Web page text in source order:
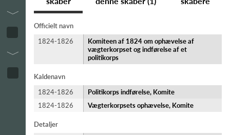
Officielt navn
1824-1826
Komiteen af 1824 om ophævelse af
vægterkorpset og indførelse af et
politikorps
Kaldenavn
1824-1826
Politikorps indførelse, Komite
1824-1826
Vægterkorpsets ophævelse, Komite
Detaljer